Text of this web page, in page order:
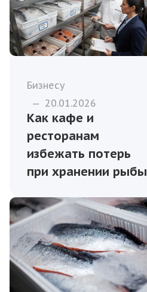
Бизнесу
— 20.01.2026
Как кафе и
ресторанам
избежать потерь
при хранении рыбы